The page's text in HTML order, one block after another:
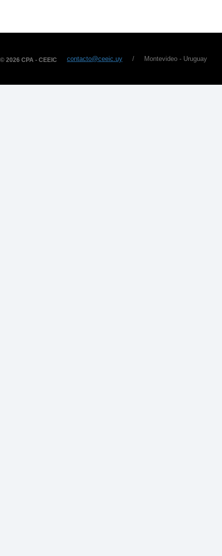
© 2026 CPA - CEEIC contacto@ceeic.uy / Montevideo - Uruguay